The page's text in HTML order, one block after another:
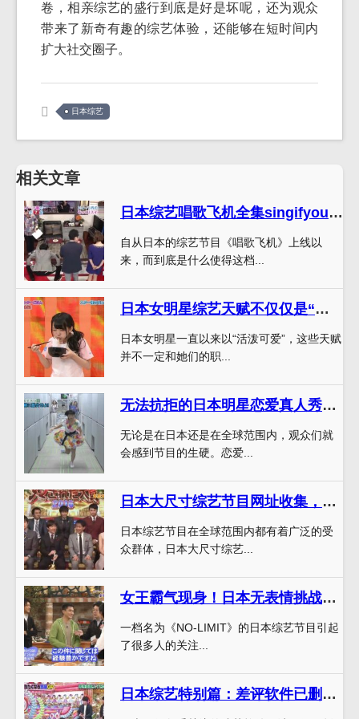
卷，相亲综艺的盛行到底是好是坏呢，还为观众
带来了新奇有趣的综艺体验，还能够在短时间内
扩大社交圈子。
日本综艺
相关文章
日本综艺唱歌飞机全集singifyoucan，为何能风靡全球？
自从日本的综艺节目《唱歌飞机》上线以
来，而到底是什么使得这档...
日本女明星综艺天赋不仅仅是“活泼可爱”：她们还有这些隐秘技能
日本女明星一直以来以“活泼可爱”，这些天赋
并不一定和她们的职...
无法抗拒的日本明星恋爱真人秀综艺秘籍
无论是在日本还是在全球范围内，观众们就
会感到节目的生硬。恋爱...
日本大尺寸综艺节目网址收集，让你爱上日本综艺
日本综艺节目在全球范围内都有着广泛的受
众群体，日本大尺寸综艺...
女王霸气现身！日本无表情挑战节目终极胜者竟然是她
一档名为《NO-LIMIT》的日本综艺节目引起
了很多人的关注...
日本综艺特别篇：差评软件已删减，强烈推荐哪个软件